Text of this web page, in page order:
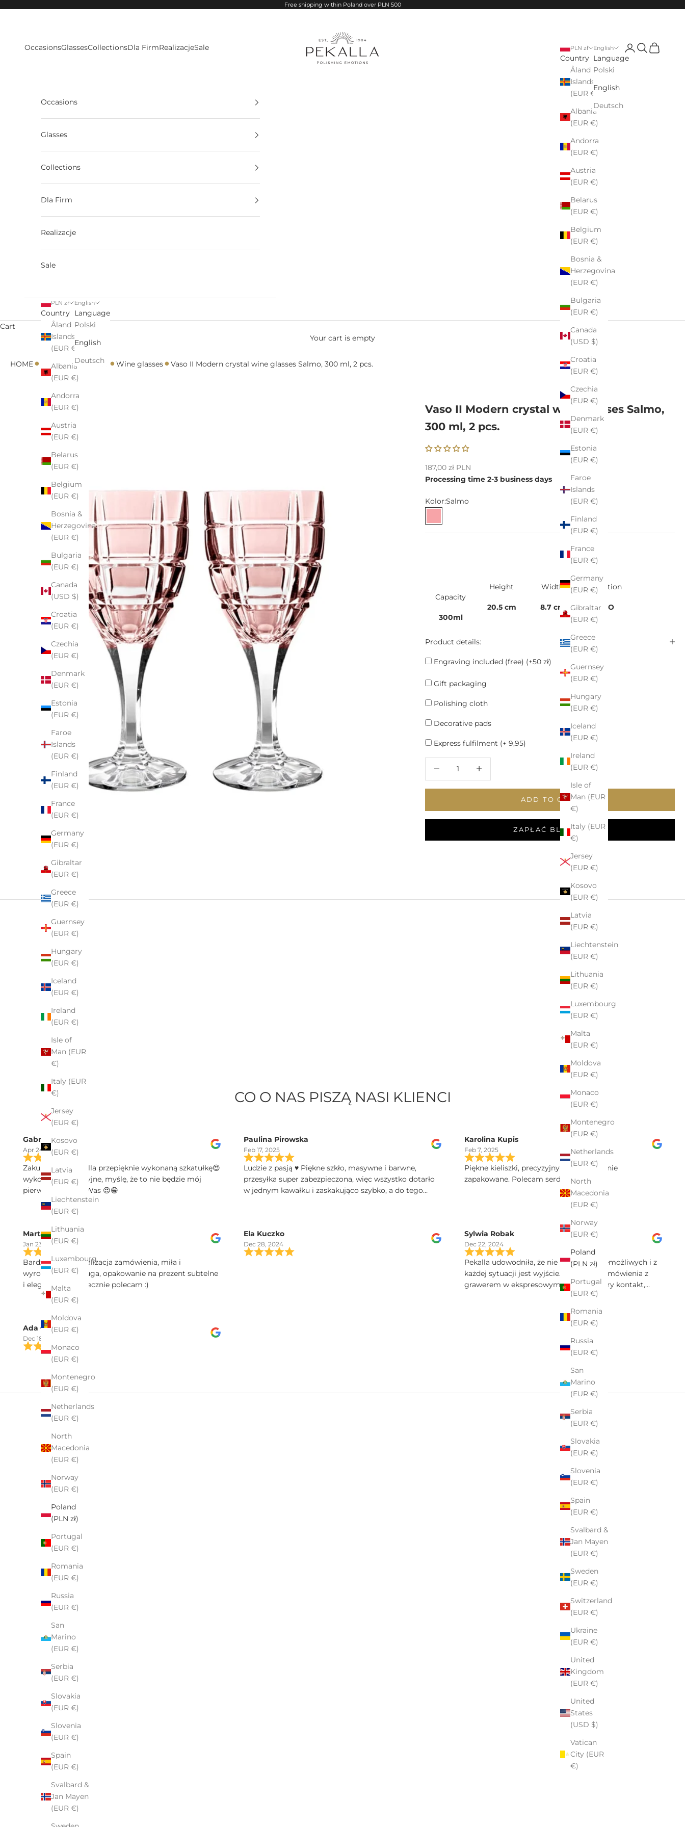
Free shipping within Poland over PLN 500
OccasionsGlassesCollectionsDla FirmRealizacjeSale PLN zł
Country
Åland
Islands
(EUR €)
Albania
(EUR €)
Andorra
(EUR €)
Austria
(EUR €)
Belarus
(EUR €)
Belgium
(EUR €)
Bosnia &
Herzegovina
(EUR €)
Bulgaria
(EUR €)
Canada
(USD $)
Croatia
(EUR €)
Czechia
(EUR €)
Denmark
(EUR €)
Estonia
(EUR €)
Faroe
Islands
(EUR €)
Finland
(EUR €)
France
(EUR €)
Germany
(EUR €)
Gibraltar
(EUR €)
Greece
(EUR €)
Guernsey
(EUR €)
Hungary
(EUR €)
Iceland
(EUR €)
Ireland
(EUR €)
Isle of
Man (EUR
€)
Italy (EUR
€)
Jersey
(EUR €)
Kosovo
(EUR €)
Latvia
(EUR €)
Liechtenstein
(EUR €)
Lithuania
(EUR €)
Luxembourg
(EUR €)
Malta
(EUR €)
Moldova
(EUR €)
Monaco
(EUR €)
Montenegro
(EUR €)
Netherlands
(EUR €)
North
Macedonia
(EUR €)
Norway
(EUR €)
Poland
(PLN zł)
Portugal
(EUR €)
Romania
(EUR €)
Russia
(EUR €)
San
Marino
(EUR €)
Serbia
(EUR €)
Slovakia
(EUR €)
Slovenia
(EUR €)
Spain
(EUR €)
Svalbard &
Jan Mayen
(EUR €)
Sweden
(EUR €)
Switzerland
(EUR €)
Ukraine
(EUR €)
United
Kingdom
(EUR €)
United
States
(USD $)
Vatican
City (EUR
€)
English
Language
Polski
English
Deutsch
LoginSearch
Cart
Occasions
Glasses
Collections
Dla Firm
Realizacje
Sale
PLN zł
Country
Åland
Islands
(EUR €)
Albania
(EUR €)
Andorra
(EUR €)
Austria
(EUR €)
Belarus
(EUR €)
Belgium
(EUR €)
Bosnia &
Herzegovina
(EUR €)
Bulgaria
(EUR €)
Canada
(USD $)
Croatia
(EUR €)
Czechia
(EUR €)
Denmark
(EUR €)
Estonia
(EUR €)
Faroe
Islands
(EUR €)
Finland
(EUR €)
France
(EUR €)
Germany
(EUR €)
Gibraltar
(EUR €)
Greece
(EUR €)
Guernsey
(EUR €)
Hungary
(EUR €)
Iceland
(EUR €)
Ireland
(EUR €)
Isle of
Man (EUR
€)
Italy (EUR
€)
Jersey
(EUR €)
Kosovo
(EUR €)
Latvia
(EUR €)
Liechtenstein
(EUR €)
Lithuania
(EUR €)
Luxembourg
(EUR €)
Malta
(EUR €)
Moldova
(EUR €)
Monaco
(EUR €)
Montenegro
(EUR €)
Netherlands
(EUR €)
North
Macedonia
(EUR €)
Norway
(EUR €)
Poland
(PLN zł)
Portugal
(EUR €)
Romania
(EUR €)
Russia
(EUR €)
San
Marino
(EUR €)
Serbia
(EUR €)
Slovakia
(EUR €)
Slovenia
(EUR €)
Spain
(EUR €)
Svalbard &
Jan Mayen
(EUR €)
English
Language
Polski
English
Deutsch
Cart
Your cart is empty
HOME• •Glasses•Vaso • Wine glasses• Vaso II Modern crystal wine glasses Salmo, 300 ml, 2 pcs.
Vaso II Modern crystal wine glasses Salmo,
300 ml, 2 pcs.
Sale price
187,00 zł PLN
Processing time 2-3 business days
Kolor:Salmo
Salmo
Capacity
300ml
Height
20.5 cm
Width
8.7 cm
Collection
VASO
Product details:
Engraving included (free) (+50 zł)
Gift packaging
Polishing cloth
Decorative pads
Express fulfilment (+ 9,95)
ADD TO CART
ZAPŁAĆ BLIKIEM
CO O NAS PISZĄ NASI KLIENCI
Gabriela Motyka
Apr 24, 2025
Zakupiłam w Pekalla przepięknie wykonaną szkatułkę😍
wykonanie precyzyjne, myślę, że to nie będzie mój
pierwszy zakup u Was 😍😁
Paulina Pirowska
Feb 17, 2025
Ludzie z pasją ♥️ Piękne szkło, masywne i barwne,
przesyłka super zabezpieczona, więc wszystko dotarło
w jednym kawałku i zaskakująco szybko, a do tego
Karolina Kupis
Feb 7, 2025
Piękne kieliszki, precyzyjny grawer, idealnie
zapakowane. Polecam serdecznie
Marta Sałek
Jan 23, 2025
Bardzo spawna realizacja zamówienia, miła i
wyrozumiała obsługa, opakowanie na prezent subtelne
i eleganckie - serdecznie polecam :)
Ela Kuczko
Dec 28, 2024
Sylwia Robak
Dec 22, 2024
Pekalla udowodniła, że nie ma rzeczy niemożliwych i z
każdej sytuacji jest wyjście. Realizacja zamówienia z
grawerem w ekspresowym tempie. Dobry kontakt,
szybka przesyłka, a kieliszki Iris sa poprostu przepiekne!
Ada Ch
Dec 18, 2024
Polecam zakupy w firmie Pekalla. Profesjonalna
Ekspresowa wysyłka. Zamówienie po opłaceniu
następnego dnia dotarło. Bardzo wysoka jakość
– rodzinnej manufaktury szkła i kryształu z ponad
personalizowane szkło i kryształ,
Pekalla powstała z potrzeby tworzenia z sercem. Wierzę, że przedmioty, które noszą
osobisty znak – imię, datę, dedykację – mają większą moc. Pomagamy naszym
Z radością pomogę Ci stworzyć coś naprawdę wyjątkowego.